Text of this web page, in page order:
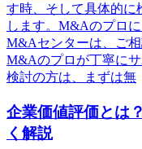
す時、そして具体的に
します。M&Aのプロ
M&Aセンターは、ご
M&Aのプロが丁寧に
検討の方は、まずは無
企業価値評価とは
く解説